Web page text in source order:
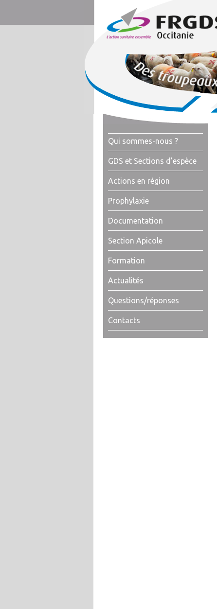
Qui sommes-nous ?
GDS et Sections d’espèce
Actions en région
Prophylaxie
Documentation
Section Apicole
Formation
Actualités
Questions/réponses
Contacts